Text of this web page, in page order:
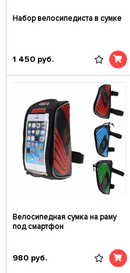
Набор велосипедиста в сумке
1 450 руб.
Велосипедная сумка на раму
под смартфон
980 руб.